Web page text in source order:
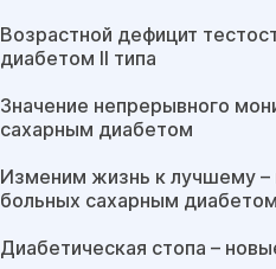
Возрастной дефицит
диабетом II типа
Значение непрерывного
сахарным диабетом
Изменим жизнь к лучшему –
больных сахарным
Диабетическая стопа –